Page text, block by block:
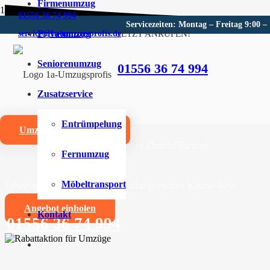
01556 36 74 994
service@1a-umzugsprofis.de
Servicezeiten: Montag – Freitag 9:00 –
JETZT ANRUFEN!
01556 36 74 994
Firmenumzug
Privatumzug
Seniorenumzug
Zusatzservice
Entrümpelung
Fernumzug
Möbeltransport
Kontakt
Umzugskostenrechner
Umzugsunternehmen für
Wir sind Ihr kompetentes Umzugsunternehmen für
Zuverlässige und professionelle Durchführung
Jahrelange Erfahrung und umfangreiches Know-how
Angebot einholen
01556 36 74 994